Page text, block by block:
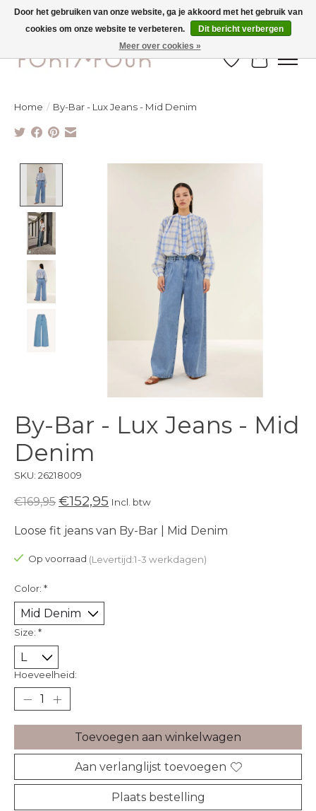
SOLDEN TOT -70% IN WINKEL & ONLINE
Verlanglijst
Home / By-Bar - Lux Jeans - Mid Denim
By-Bar - Lux Jeans - Mid
Denim
SKU: 26218009
€169,95 €152,95 Incl. btw
Loose fit jeans van By-Bar | Mid Denim
Op voorraad (Levertijd:1-3 werkdagen)
Color: *
Size: *
Hoeveelheid:
Toevoegen aan winkelwagen
Aan verlanglijst toevoegen
Plaats bestelling
Door het gebruiken van onze website, ga je akkoord met het gebruik van
cookies om onze website te verbeteren.
Dit bericht verbergen
Meer over cookies »